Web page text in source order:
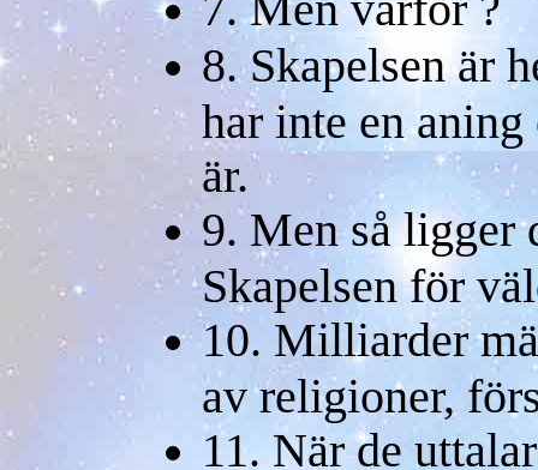
8. Skapelsen är
har inte en
är.
9. Men så ligger
Skapelsen för
10. Milliarder
av religioner,
11. När de